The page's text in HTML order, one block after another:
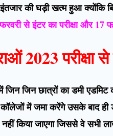
की घड़ी खत्म हुआ क्योंकि
से इंटर का परीक्षा और 17
2023 परीक्षा से
जिन जिन छात्रों का डमी
में जमा करेंगे उसके बाद ही
किया जाएगा जिससे वे सभी